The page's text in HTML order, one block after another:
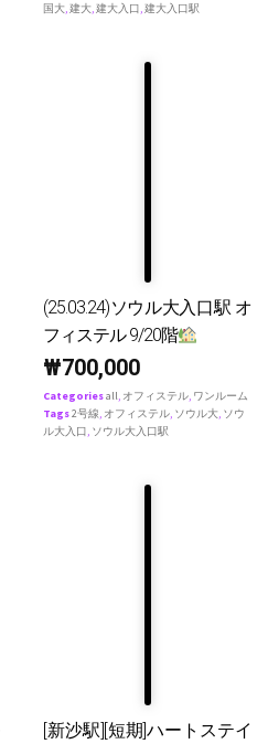
国大,建大,建大入口,建大入口駅
(25.03.24)ソウル大入口駅 オ
フィステル 9/20階
₩700,000
Categoriesall, オフィステル, ワンルーム
Tags2号線, オフィステル, ソウル大, ソウ
ル大入口, ソウル大入口駅
[新沙駅][短期]ハートステイ